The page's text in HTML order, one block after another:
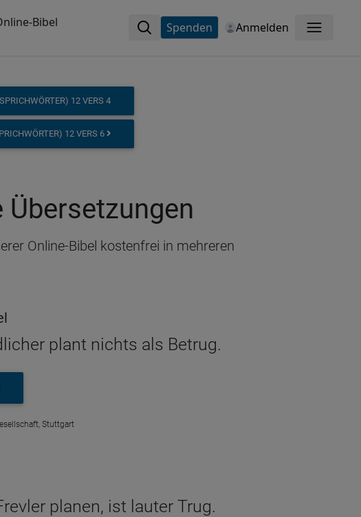
Bibel Spenden Anmelden Menü
12 VERS 4
12 VERS 6
Übersetzungen
Online-Bibel kostenfrei in mehreren
plant nichts als Betrug.
Stuttgart
planen, ist lauter Trug.